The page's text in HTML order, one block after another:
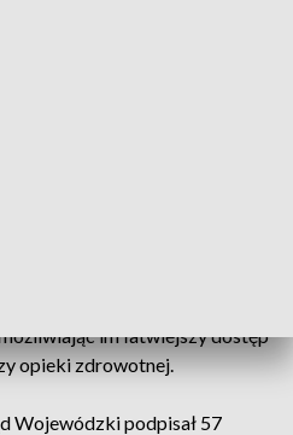
im łatwiejszy dostęp
opieki zdrowotnej.
Wojewódzki podpisał 57